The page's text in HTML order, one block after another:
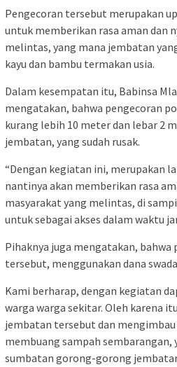
Pengecoran tersebut merupakan
untuk memberikan rasa aman dan
melintas, yang mana jembatan
kayu dan bambu termakan usia.
Dalam kesempatan itu, Babinsa
mengatakan, bahwa pengecoran
kurang lebih 10 meter dan lebar 2
jembatan, yang sudah rusak.
“Dengan kegiatan ini, merupakan
nantinya akan memberikan rasa
masyarakat yang melintas, di
untuk sebagai akses dalam waktu
Pihaknya juga mengatakan,
tersebut, menggunakan dana
Kami berharap, dengan kegiatan
warga warga sekitar. Oleh karena
jembatan tersebut dan
membuang sampah
sumbatan gorong-gorong